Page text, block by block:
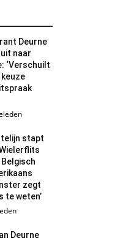
Deurne
naar
‘Verschuilt
stapt
zegt
te weten’
Deurne